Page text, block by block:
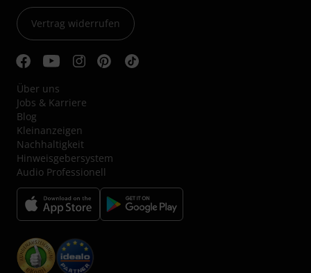
Vertrag widerrufen
Über uns
Jobs & Karriere
Blog
Kleinanzeigen
Nachhaltigkeit
Hinweisgebersystem
Audio Professionell